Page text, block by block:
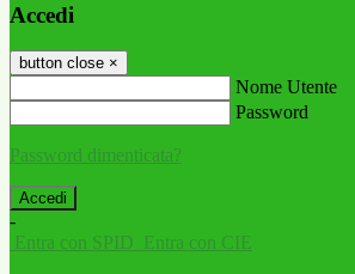
Accedi
button close ×
Nome Utente
Password
Password dimenticata?
-
Entra con SPID Entra con CIE